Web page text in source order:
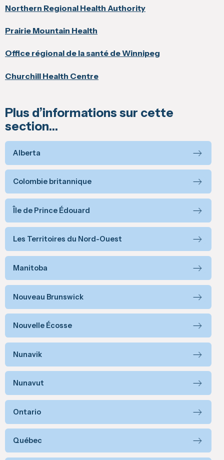
Northern Regional Health Authority
Prairie Mountain Health
Office régional de la santé de Winnipeg
Churchill Health Centre
Plus d’informations sur cette
section…
Alberta
Colombie britannique
Île de Prince Édouard
Les Territoires du Nord-Ouest
Manitoba
Nouveau Brunswick
Nouvelle Écosse
Nunavik
Nunavut
Ontario
Québec